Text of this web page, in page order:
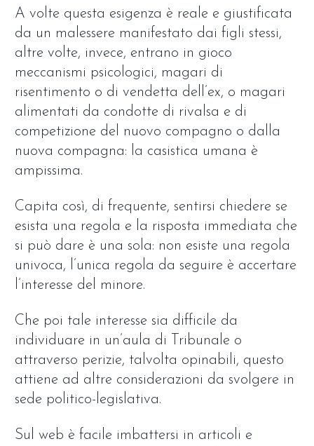
A volte questa esigenza è reale e giustificata
da un malessere manifestato dai figli stessi,
altre volte, invece, entrano in gioco
meccanismi psicologici, magari di
risentimento o di vendetta dell’ex, o magari
alimentati da condotte di rivalsa e di
competizione del nuovo compagno o dalla
nuova compagna: la casistica umana è
ampissima.
Capita così, di frequente, sentirsi chiedere se
esista una regola e la risposta immediata che
si può dare è una sola: non esiste una regola
univoca, l’unica regola da seguire è accertare
l’interesse del minore.
Che poi tale interesse sia difficile da
individuare in un’aula di Tribunale o
attraverso perizie, talvolta opinabili, questo
attiene ad altre considerazioni da svolgere in
sede politico-legislativa.
Sul web è facile imbattersi in articoli e